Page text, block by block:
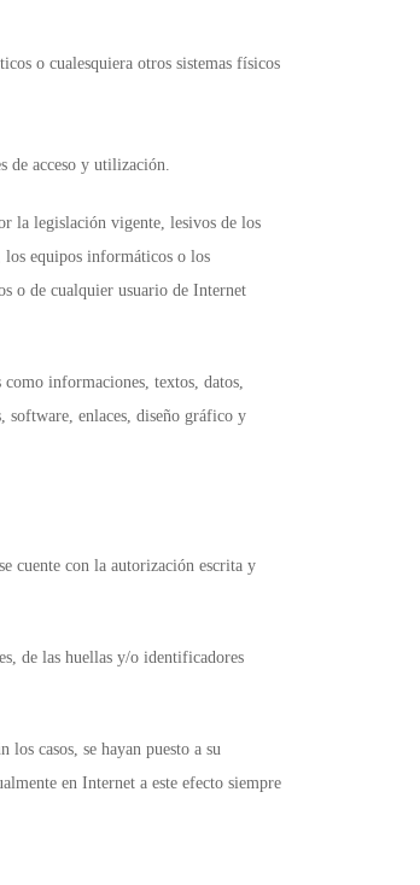
o cualesquiera otros sistemas físicos
de acceso y utilización.
la legislación vigente, lesivos de los
los equipos informáticos o los
o de cualquier usuario de Internet
informaciones, textos, datos,
software, enlaces, diseño gráfico y
cuente con la autorización escrita y
de las huellas y/o identificadores
casos, se hayan puesto a su
en Internet a este efecto siempre